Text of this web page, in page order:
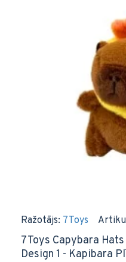
Ražotājs: 7Toys
7Toys Capybara
Design 1 - Kapibara